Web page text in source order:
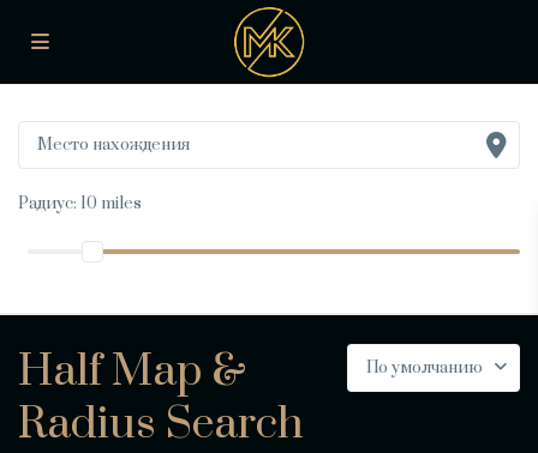
Радиус: 10 miles
По умолчанию
Half Map &
Radius Search
Санкт-